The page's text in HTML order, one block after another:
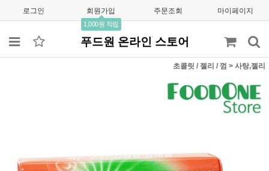
로그인 회원가입
1,000원 적립
주문조회 마이페이지
푸드원 온라인 스토어
초콜릿 / 젤리 / 껌 > 사탕,젤리